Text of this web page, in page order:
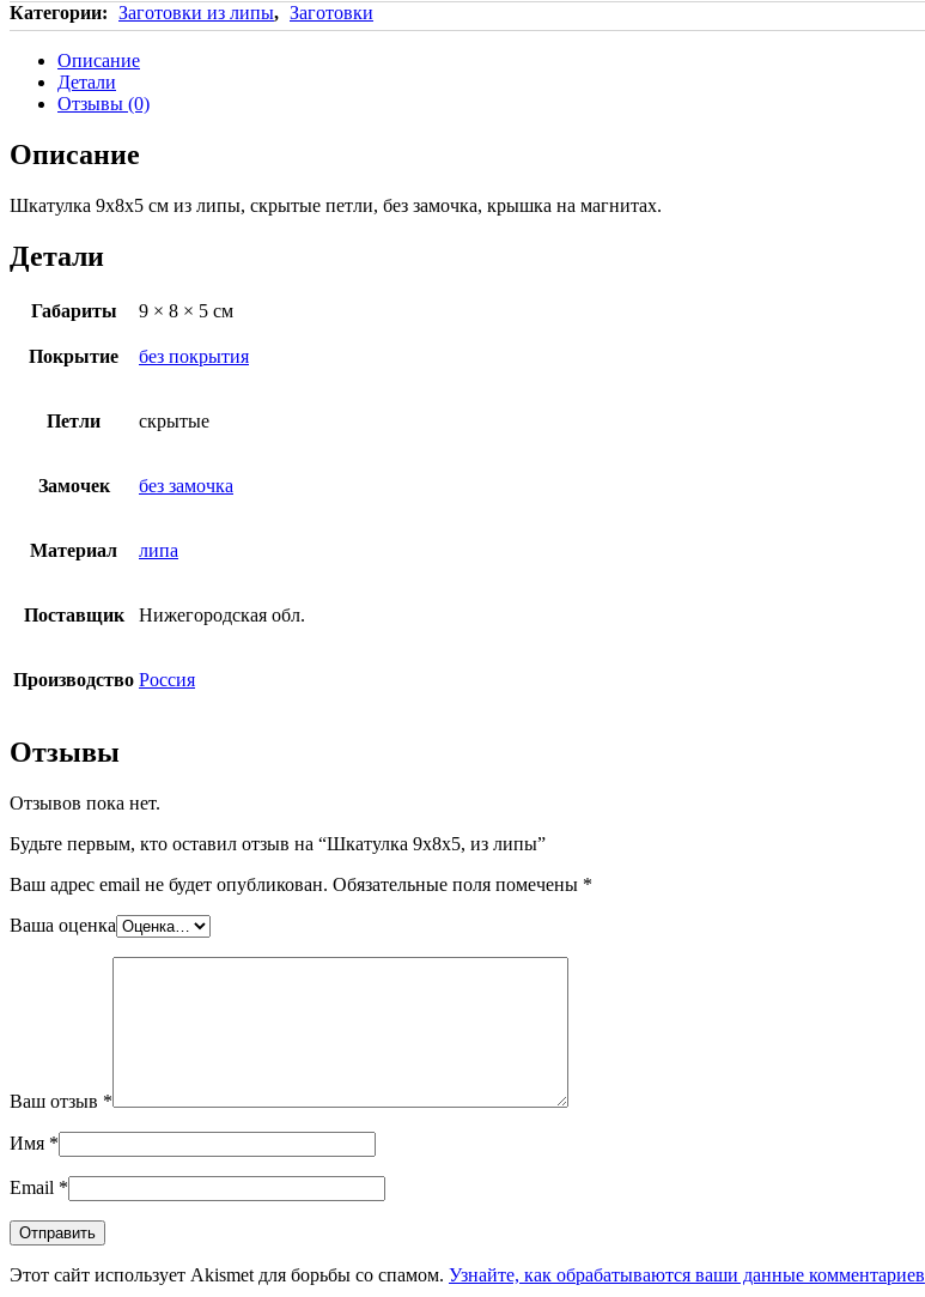
Категории: Заготовки из липы, Заготовки
Описание
Детали
Отзывы (0)
Описание
Шкатулка 9х8х5 см из липы, скрытые петли, без замочка, крышка на магнитах.
Детали
Габариты 9 × 8 × 5 см
Покрытие без покрытия
Петли скрытые
Замочек без замочка
Материал липа
Поставщик Нижегородская обл.
Производство Россия
Отзывы
Отзывов пока нет.
Будьте первым, кто оставил отзыв на “Шкатулка 9х8х5, из липы”
Ваш адрес email не будет опубликован. Обязательные поля помечены *
Ваша оценка
Ваш отзыв *
Имя *
Email *
Этот сайт использует Akismet для борьбы со спамом. Узнайте, как обрабатываются ваши данные комментариев